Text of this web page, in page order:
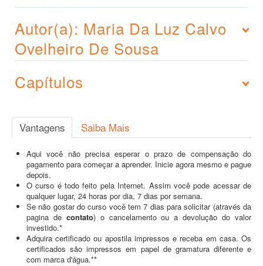
Autor(a): Maria Da Luz Calvo
Ovelheiro De Sousa
Capítulos
Vantagens Saiba Mais
Aqui você não precisa esperar o prazo de compensação do
pagamento para começar a aprender. Inicie agora mesmo e pague
depois.
O curso é todo feito pela Internet. Assim você pode acessar de
qualquer lugar, 24 horas por dia, 7 dias por semana.
Se não gostar do curso você tem 7 dias para solicitar (através da
pagina de contato) o cancelamento ou a devolução do valor
investido.*
Adquira certificado ou apostila impressos e receba em casa. Os
certificados são impressos em papel de gramatura diferente e
com marca d'água.**